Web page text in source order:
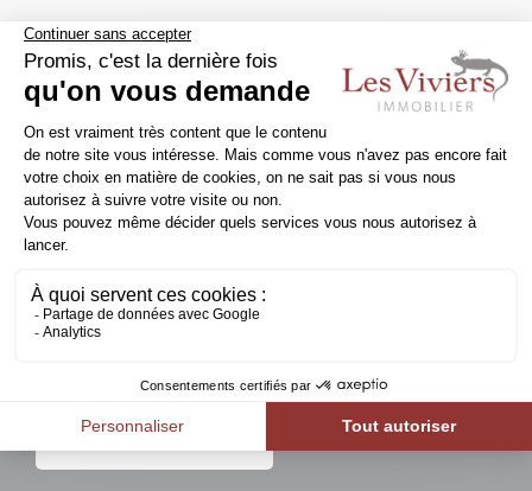
Un projet immobilier en
Contactez-nous